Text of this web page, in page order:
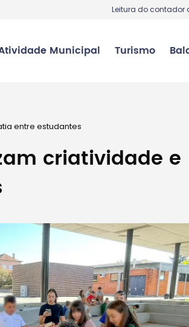
Leitura do contador
Municipal Turismo
entre estudantes
criatividade e